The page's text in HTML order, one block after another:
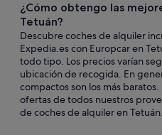
¿Cómo obtengo las
Tetuán?
Descubre coches de alquiler
Expedia.es con Europcar en
todo tipo. Los precios varían
ubicación de recogida. En
compactos son los más
ofertas de todos nuestros
de coches de alquiler en Tetuán.